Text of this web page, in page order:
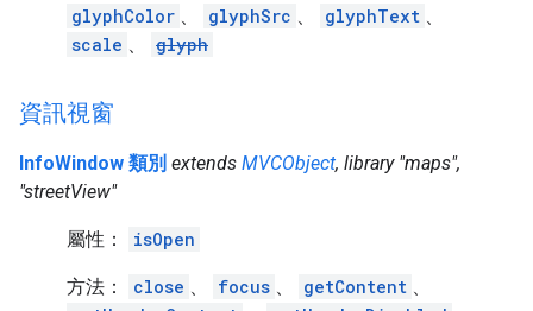
glyphColor 、 glyphSrc 、 glyphText 、
scale 、 glyph
資訊視窗
InfoWindow 類別 extends MVCObject, library "maps",
"streetView"
屬性： isOpen
方法： close 、 focus 、 getContent 、